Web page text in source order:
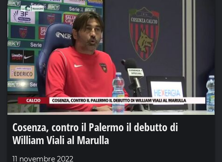
Cosenza, contro il Palermo il debutto di
William Viali al Marulla
11 novembre 2022